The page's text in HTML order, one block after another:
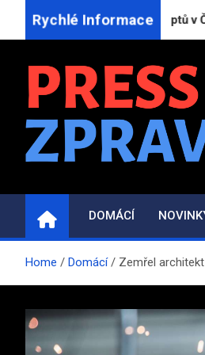
Rychlé Informace
vyhledávač receptů v České
PRESS-
DOMÁCÍ
Home Domácí Zemřel